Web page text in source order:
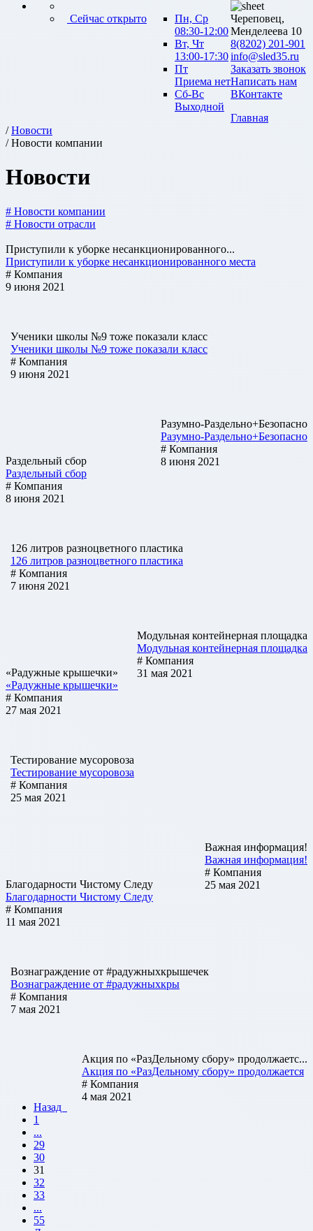
Сейчас открыто
Пн, Ср
08:30-12:00
Вт, Чт
13:00-17:30
Пт
Приема нет
Сб-Вс
Выходной
Череповец,
Менделеева 10
8(8202) 201-901
info@sled35.ru
Заказать звонок
Написать нам
ВКонтакте
Главная
/Новости
/ Новости компании
Новости
# Новости компании
# Новости отрасли
Приступили к уборке несанкционированного...
Приступили к уборке несанкционированного места
# Компания
9 июня 2021
Ученики школы №9 тоже показали класс
Ученики школы №9 тоже показали класс
# Компания
9 июня 2021
Разумно-Раздельно+Безопасно
Разумно-Раздельно+Безопасно
# Компания
8 июня 2021
Раздельный сбор
Раздельный сбор
# Компания
8 июня 2021
126 литров разноцветного пластика
126 литров разноцветного пластика
# Компания
7 июня 2021
Модульная контейнерная площадка
Модульная контейнерная площадка
# Компания
31 мая 2021
«Радужные крышечки»
«Радужные крышечки»
# Компания
27 мая 2021
Тестирование мусоровоза
Тестирование мусоровоза
# Компания
25 мая 2021
Важная информация!
Важная информация!
# Компания
25 мая 2021
Благодарности Чистому Следу
Благодарности Чистому Следу
# Компания
11 мая 2021
Вознаграждение от #радужныхкрышечек
Вознаграждение от #радужныхкры
# Компания
7 мая 2021
Акция по «РазДельному сбору» продолжаетс...
Акция по «РазДельному сбору» продолжается
# Компания
4 мая 2021
Назад
1
...
29
30
31
32
33
...
55